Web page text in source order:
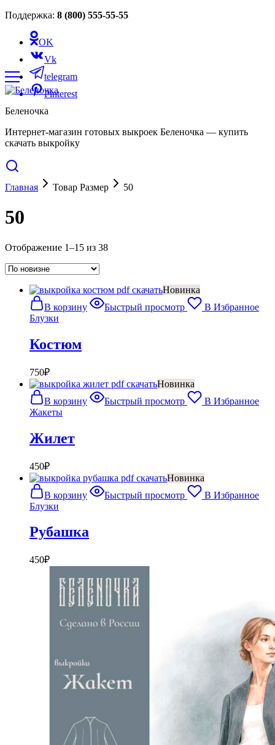
Поддержка: 8 (800) 555-55-55
OK
Vk
telegram
Pinterest
Беленочка
Интернет-магазин готовых выкроек Беленочка — купить
скачать выкройку
Главная Товар Размер 50
50
Отображение 1–15 из 38Сортировка:
Новинка
В корзину
Быстрый просмотр
В Избранное
Блузки
Костюм
750₽
Новинка
В корзину
Быстрый просмотр
В Избранное
Жакеты
Жилет
450₽
Новинка
В корзину
Быстрый просмотр
В Избранное
Блузки
Рубашка
450₽